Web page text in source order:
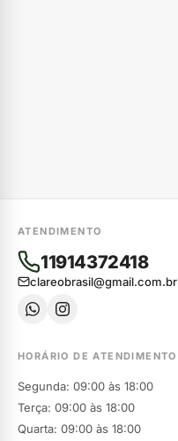
ATENDIMENTO
11914372418
clareobrasil@gmail.com.br
HORÁRIO DE ATENDIMENTO
Segunda: 09:00 às 18:00
Terça: 09:00 às 18:00
Quarta: 09:00 às 18:00